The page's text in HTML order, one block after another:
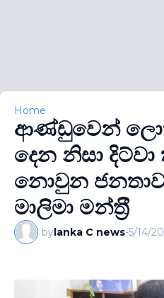
Home
ආණ්ඩුවෙන්
දෙන නිසා
නොවුන ජනතාව
මාලිමා මන්ත‍්‍රී
bylanka C news-5/14/